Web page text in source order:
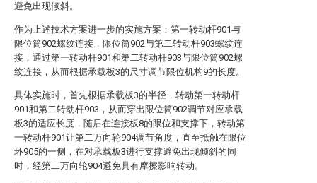
避免出现倾斜。
作为上述技术方案进一步的实施方案：第一转动杆901与
限位筒902螺纹连接，限位筒902与第二转动杆903螺纹连
接，通过第一转动杆901和第二转动杆903与限位筒902螺
纹连接，从而根据承载板3的尺寸调节限位机构9的长度。
具体实施时，首先根据承载板3的半径，转动第一转动杆
901和第二转动杆903，从而穿出限位筒902调节对应承载
板3的适应长度，随后在连接板8的限位和支撑下，转动第
一转动杆901让第二万向轮904调节角度，直至抵触在限位
环905的一侧，在对承载板3进行支撑避免出现倾斜的同
时，经第二万向轮904避免具有摩擦影响转动。